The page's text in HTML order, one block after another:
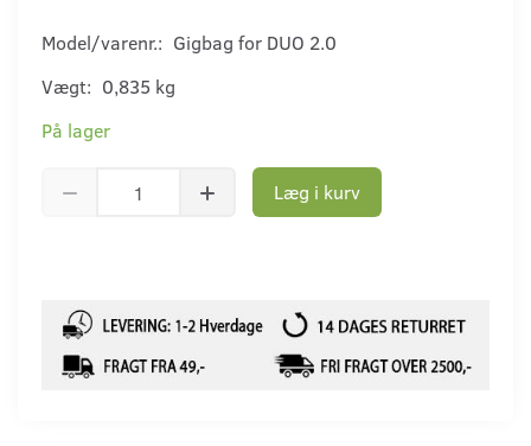
Model/varenr.: Gigbag for DUO 2.0
Vægt: 0,835 kg
På lager
Læg i kurv